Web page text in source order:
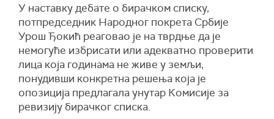
У наставку дебате о бирачком списку,
потпредседник Народног покрета Србије
Урош Ђокић реаговао је на тврдње да је
немогуће избрисати или адекватно проверити
лица која годинама не живе у земљи,
понудивши конкретна решења која је
опозиција предлагала унутар Комисије за
ревизију бирачког списка.